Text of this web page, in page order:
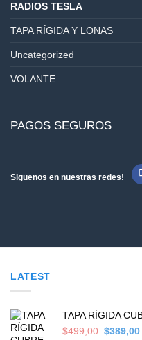
RADIOS TESLA
TAPA RÍGIDA Y LONAS
Uncategorized
VOLANTE
PAGOS SEGUROS
Siguenos en nuestras redes!
LATEST
TAPA RÍGIDA
$499,00 Original
$389,00